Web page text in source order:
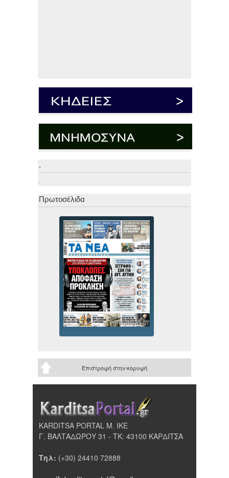
.
.
Πρωτοσέλιδα
Επιστροφή στην κορυφή
KARDITSA PORTAL Μ. ΙΚΕ
Γ. ΒΑΛΤΑΔΩΡΟΥ 31 - ΤΚ: 43100 ΚΑΡΔΙΤΣΑ
Τηλ: (+30) 24410 72888